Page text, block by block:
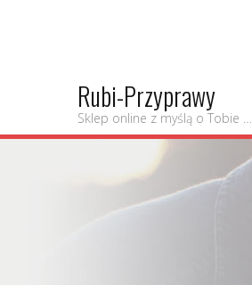
Rubi-Przyprawy
Sklep online z myślą o Tobie …